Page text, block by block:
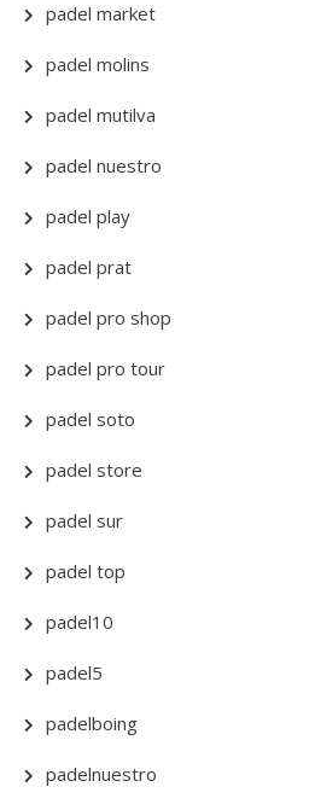
padel market
padel molins
padel mutilva
padel nuestro
padel play
padel prat
padel pro shop
padel pro tour
padel soto
padel store
padel sur
padel top
padel10
padel5
padelboing
padelnuestro